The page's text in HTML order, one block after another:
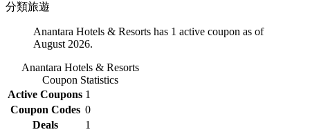
分類旅遊
Anantara Hotels & Resorts has 1 active coupon as of
August 2026.
Anantara Hotels & Resorts
Coupon Statistics
Active Coupons 1
Coupon Codes 0
Deals
1